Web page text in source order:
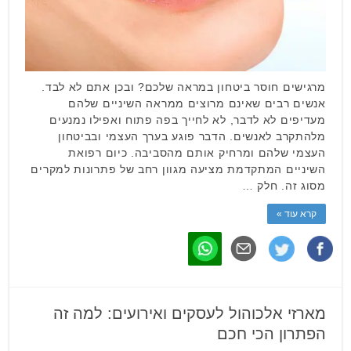
מרגישים חוסר ביטחון במראה שלכם? ובכן אתם לא לבד.
אנשים רבים שאינם מרוצים ממראה השיניים שלהם
מעדיפים לא לדבר, לא לחייך בפה פתוח ואפילו נמנעים
מלהתקרב לאנשים. הדבר פוגע בערך העצמי ובביטחון
העצמי שלהם ומרחיק אותם מהסביבה. כיום רפואת
השיניים המתקדמת מציעה מגוון רחב של פתרונות למקרים
מסוג זה. חלק …
קרא עוד »
מארזי אלכוהול לעסקים ואירועים: למה זה
הפתרון הכי חכם